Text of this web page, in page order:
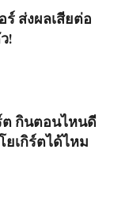
ส่งผลเสียต่อ
!
ต กินตอนไหนดี
เกิร์ตได้ไหม